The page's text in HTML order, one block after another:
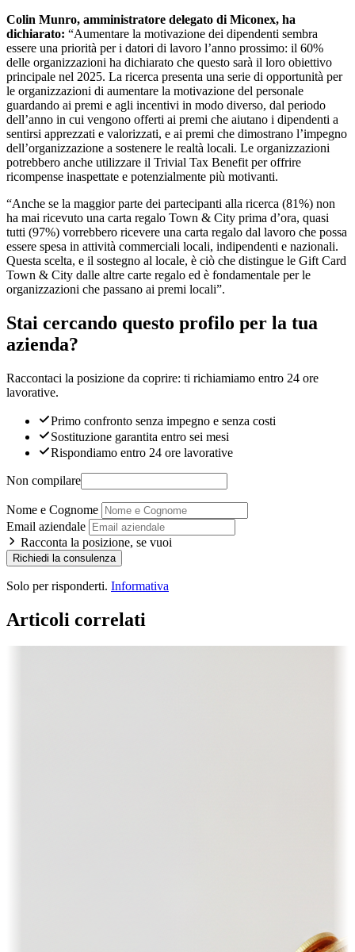
Colin Munro, amministratore delegato di Miconex, ha
dichiarato: “Aumentare la motivazione dei dipendenti sembra
essere una priorità per i datori di lavoro l’anno prossimo: il 60%
delle organizzazioni ha dichiarato che questo sarà il loro obiettivo
principale nel 2025. La ricerca presenta una serie di opportunità per
le organizzazioni di aumentare la motivazione del personale
guardando ai premi e agli incentivi in modo diverso, dal periodo
dell’anno in cui vengono offerti ai premi che aiutano i dipendenti a
sentirsi apprezzati e valorizzati, e ai premi che dimostrano l’impegno
dell’organizzazione a sostenere le realtà locali. Le organizzazioni
potrebbero anche utilizzare il Trivial Tax Benefit per offrire
ricompense inaspettate e potenzialmente più motivanti.
“Anche se la maggior parte dei partecipanti alla ricerca (81%) non
ha mai ricevuto una carta regalo Town & City prima d’ora, quasi
tutti (97%) vorrebbero ricevere una carta regalo dal lavoro che possa
essere spesa in attività commerciali locali, indipendenti e nazionali.
Questa scelta, e il sostegno al locale, è ciò che distingue le Gift Card
Town & City dalle altre carte regalo ed è fondamentale per le
organizzazioni che passano ai premi locali”.
Stai cercando questo profilo per la tua
azienda?
Raccontaci la posizione da coprire: ti richiamiamo entro 24 ore
lavorative.
Primo confronto senza impegno e senza costi
Sostituzione garantita entro sei mesi
Rispondiamo entro 24 ore lavorative
Non compilare
Nome e Cognome
Email aziendale
Racconta la posizione, se vuoi
Richiedi la consulenza
Solo per risponderti. Informativa
Articoli correlati